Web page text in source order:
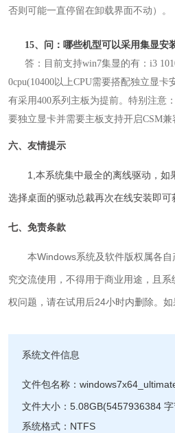
否则可能一直停留在卸载界面不动）。
15、问：哪些机型可以采用集显安
答： 目前支持win7集显的有：i3
0cpu(10400以上CPU需要搭配独立显
有采用400系列主板为提前。特别注意
要独立显卡并需要主板支持开启CSM兼
六、友情提示
1,本系统集中最全的离线驱动，如
选择桌面的驱动总裁再次在线安装即可
七、免责条款
本Windows系统及软件版权属各
究交流使用，不得用于商业用途，且
权问题，请在试用后24小时内删除。
系统文件信息
文件包名称：
文件大小：5.08GB(5457936384 字
系统格式：NTFS